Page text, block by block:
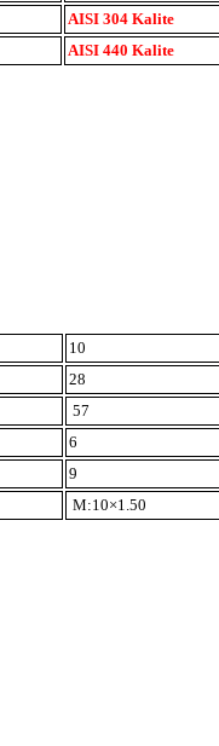
AISI 304 Kalite
AISI 440 Kalite
10
28
57
6
9
M:10×1.50